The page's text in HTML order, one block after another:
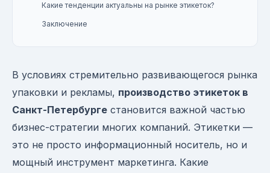
Какие тенденции актуальны на рынке этикеток?
Заключение
В условиях стремительно развивающегося рынка
упаковки и рекламы, производство этикеток в
Санкт-Петербурге становится важной частью
бизнес-стратегии многих компаний. Этикетки —
это не просто информационный носитель, но и
мощный инструмент маркетинга. Какие